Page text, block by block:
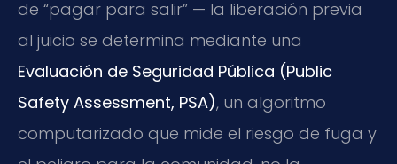
de “pagar para salir” — la liberación previa
al juicio se determina mediante una
Evaluación de Seguridad Pública (Public
Safety Assessment, PSA), un algoritmo
computarizado que mide el riesgo de fuga y